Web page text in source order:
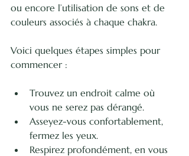
ou encore l’utilisation de sons et de
couleurs associés à chaque chakra.
Voici quelques étapes simples pour
commencer :
Trouvez un endroit calme où
vous ne serez pas dérangé.
Asseyez-vous confortablement,
fermez les yeux.
Respirez profondément, en vous